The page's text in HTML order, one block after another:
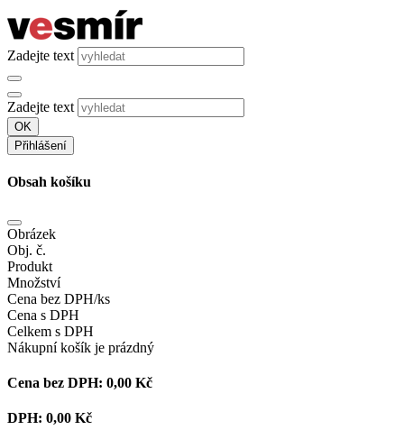
Zadejte text
Zadejte text
OK
Přihlášení
Obsah košíku
Obrázek
Obj. č.
Produkt
Množství
Cena bez DPH/ks
Cena s DPH
Celkem s DPH
Nákupní košík je prázdný
Cena bez DPH: 0,00 Kč
DPH: 0,00 Kč